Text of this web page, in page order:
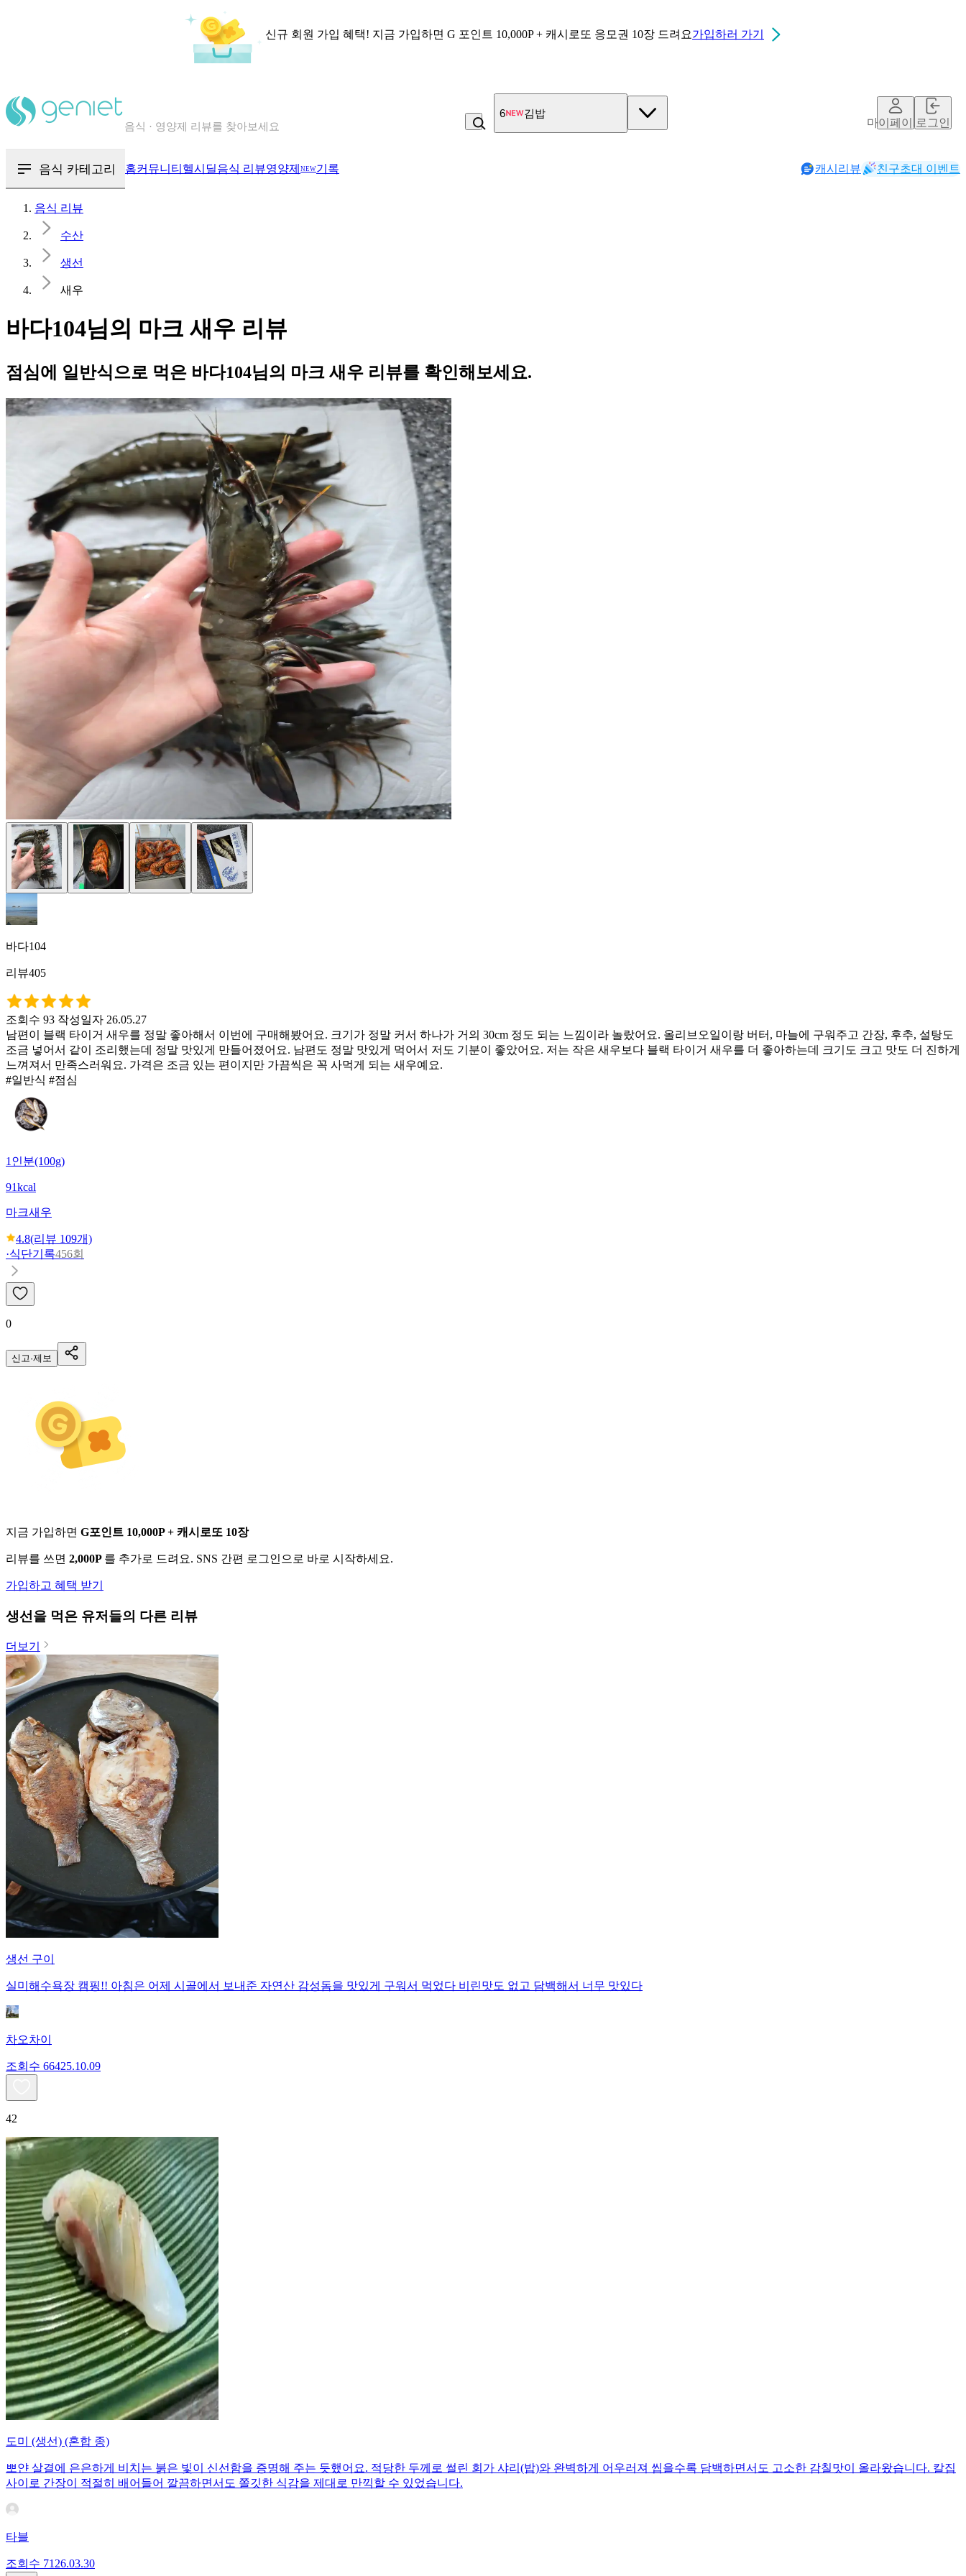
신규 회원 가입 혜택! 지금 가입하면 G 포인트 10,000P + 캐시로또 응모권 10장 드려요가입하러 가기
칼로리와 영양성분을 검색해보세요
6 김밥
마이페이지로그인
음식 카테고리 홈커뮤니티 헬시딜음식 리뷰영양제 NEW기록 캐시리뷰 친구초대 이벤트
음식 리뷰
수산
생선
새우
바다104님의 마크 새우 리뷰
점심에 일반식으로 먹은 바다104님의 마크 새우 리뷰를 확인해보세요.
바다104
리뷰405
조회수 93 작성일자 26.05.27
남편이 블랙 타이거 새우를 정말 좋아해서 이번에 구매해봤어요. 크기가 정말 커서 하나가 거의 30cm 정도 되는 느낌이라 놀랐어요. 올리브오일이랑 버터, 마늘에 구워주고 간장, 후추, 설탕도
조금 넣어서 같이 조리했는데 정말 맛있게 만들어졌어요. 남편도 정말 맛있게 먹어서 저도 기분이 좋았어요. 저는 작은 새우보다 블랙 타이거 새우를 더 좋아하는데 크기도 크고 맛도 더 진하게
느껴져서 만족스러워요. 가격은 조금 있는 편이지만 가끔씩은 꼭 사먹게 되는 새우예요.
#일반식 #점심
1인분(100g)
91kcal
마크새우
4.8(리뷰 109개)
·식단기록456회
0
신고·제보
지금 가입하면 G포인트 10,000P + 캐시로또 10장
리뷰를 쓰면 2,000P 를 추가로 드려요. SNS 간편 로그인으로 바로 시작하세요.
가입하고 혜택 받기
생선을 먹은 유저들의 다른 리뷰
더보기
생선 구이
실미해수욕장 캠핑!! 아침은 어제 시골에서 보내준 자연산 감성돔을 맛있게 구워서 먹었다 비린맛도 없고 담백해서 너무 맛있다
차오차이
조회수 66425.10.09
42
도미 (생선) (혼합 종)
뽀얀 살결에 은은하게 비치는 붉은 빛이 신선함을 증명해 주는 듯했어요. 적당한 두께로 썰린 회가 샤리(밥)와 완벽하게 어우러져 씹을수록 담백하면서도 고소한 감칠맛이 올라왔습니다. 칼집
사이로 간장이 적절히 배어들어 깔끔하면서도 쫄깃한 식감을 제대로 만끽할 수 있었습니다.
타블
조회수 71 26.03.30